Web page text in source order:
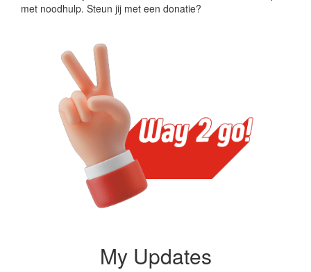
met noodhulp. Steun jij met een donatie?
My Updates